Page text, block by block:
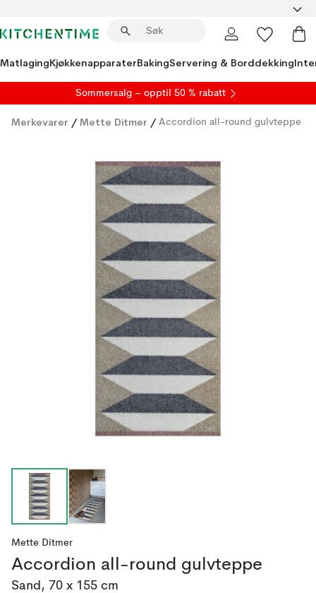
MatlagingKjøkkenapparaterBakingServering & Borddekking
Sommersalg – opptil 50 % rabatt
Merkevarer / Mette Ditmer / Accordion all-round gulvteppe
Mette Ditmer
Accordion all-round gulvteppe
Sand, 70 x 155 cm